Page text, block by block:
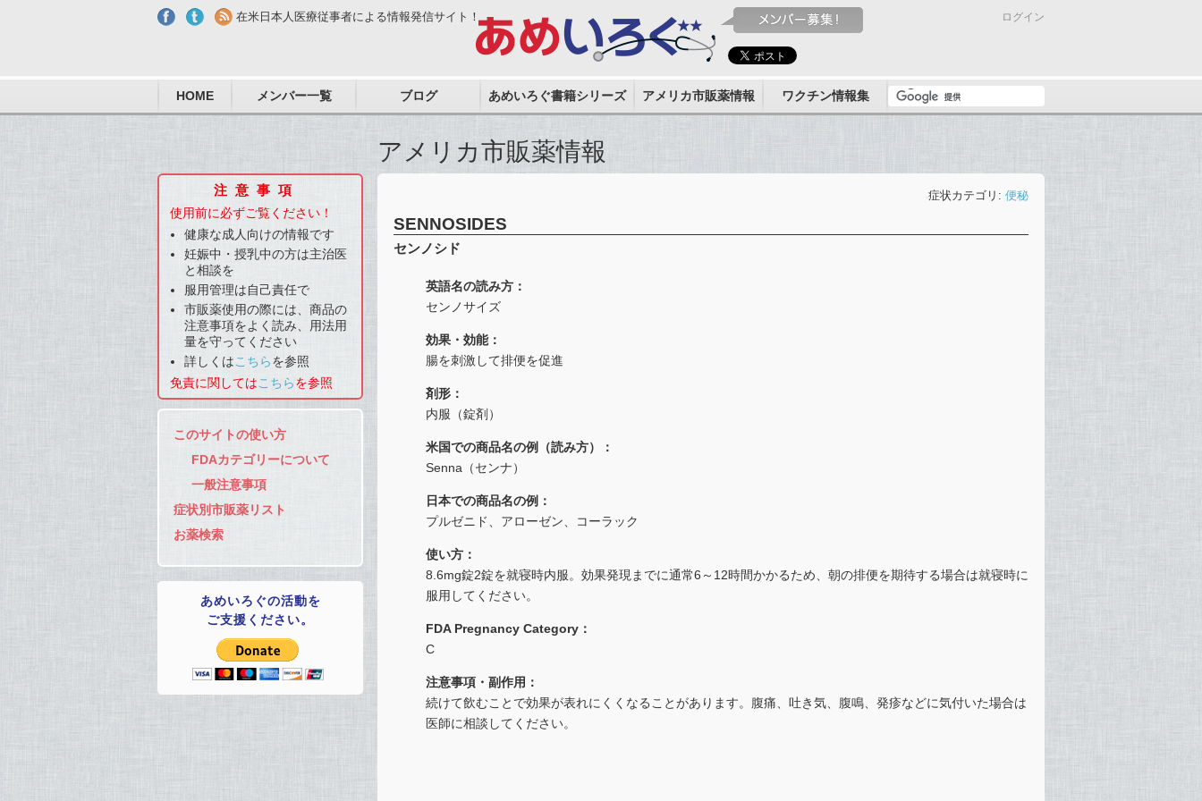
在米日本人医療従事者による情報発信サイト！ ログイン
HOME メンバー一覧 ブログ あめいろぐ書籍シリーズ アメリカ市販薬情報 ワクチン情報集
アメリカ市販薬情報
症状カテゴリ: 便秘
SENNOSIDES
センノシド
英語名の読み方：
センノサイズ
効果・効能：
腸を刺激して排便を促進
剤形：
内服（錠剤）
米国での商品名の例（読み方）：
Senna（センナ）
日本での商品名の例：
プルゼニド、アローゼン、コーラック
使い方：
8.6mg錠2錠を就寝時内服。効果発現までに通常6～12時間かかるため、朝の排便を期待する場合は就寝時に
服用してください。
FDA Pregnancy Category：
C
注意事項・副作用：
続けて飲むことで効果が表れにくくなることがあります。腹痛、吐き気、腹鳴、発疹などに気付いた場合は
医師に相談してください。
注意事項
使用前に必ずご覧ください！
健康な成人向けの情報です
妊娠中・授乳中の方は主治医
と相談を
服用管理は自己責任で
市販薬使用の際には、商品の
注意事項をよく読み、用法用
量を守ってください
詳しくはこちらを参照
免責に関してはこちらを参照
このサイトの使い方
FDAカテゴリーについて
一般注意事項
症状別市販薬リスト
お薬検索
あめいろぐの活動を
ご支援ください。